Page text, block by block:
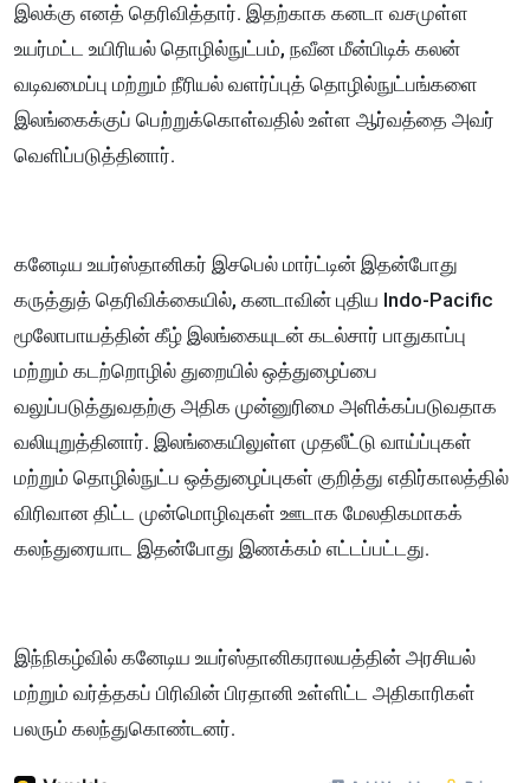
இலக்கு எனத் தெரிவித்தார். இதற்காக கனடா வசமுள்ள
உயர்மட்ட உயிரியல் தொழில்நுட்பம், நவீன மீன்பிடிக் கலன்
வடிவமைப்பு மற்றும் நீரியல் வளர்ப்புத் தொழில்நுட்பங்களை
இலங்கைக்குப் பெற்றுக்கொள்வதில் உள்ள ஆர்வத்தை அவர்
வெளிப்படுத்தினார்.
கனேடிய உயர்ஸ்தானிகர் இசபெல் மார்ட்டின் இதன்போது
கருத்துத் தெரிவிக்கையில், கனடாவின் புதிய Indo-Pacific
மூலோபாயத்தின் கீழ் இலங்கையுடன் கடல்சார் பாதுகாப்பு
மற்றும் கடற்றொழில் துறையில் ஒத்துழைப்பை
வலுப்படுத்துவதற்கு அதிக முன்னுரிமை அளிக்கப்படுவதாக
வலியுறுத்தினார். இலங்கையிலுள்ள முதலீட்டு வாய்ப்புகள்
மற்றும் தொழில்நுட்ப ஒத்துழைப்புகள் குறித்து எதிர்காலத்தில்
விரிவான திட்ட முன்மொழிவுகள் ஊடாக மேலதிகமாகக்
கலந்துரையாட இதன்போது இணக்கம் எட்டப்பட்டது.
இந்நிகழ்வில் கனேடிய உயர்ஸ்தானிகராலயத்தின் அரசியல்
மற்றும் வர்த்தகப் பிரிவின் பிரதானி உள்ளிட்ட அதிகாரிகள்
பலரும் கலந்துகொண்டனர்.